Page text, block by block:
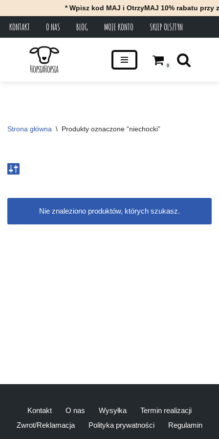
* Wpisz kod MAJ i OtrzyMAJ 10% rabatu przy
KONTAKT O NAS BLOG MOJE KONTO SKLEP OLSZTYN
0
Strona główna \ Produkty oznaczone “niechocki”
Nie znaleziono produktów, których szukasz.
Kontakt O nas Wysyłka
Termin realizacji
Zwrot/Reklamacja
Polityka prywatności Regulamin